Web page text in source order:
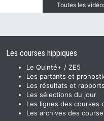
Toutes les
Les courses hippiques
Le Quinté+ / ZE5
Les partants et
Les résultats et rapports
Les sélections du jour
Les lignes des courses
Les archives des